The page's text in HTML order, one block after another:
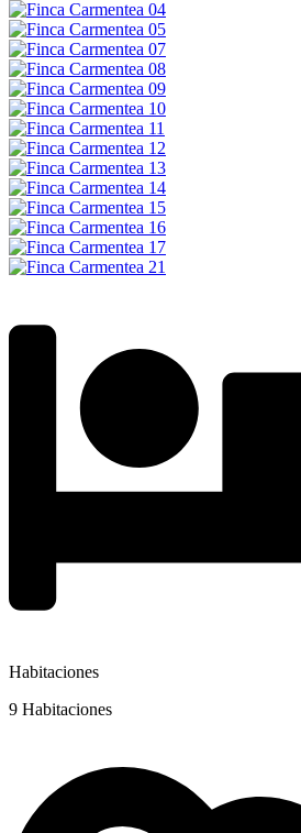
Habitaciones
9 Habitaciones